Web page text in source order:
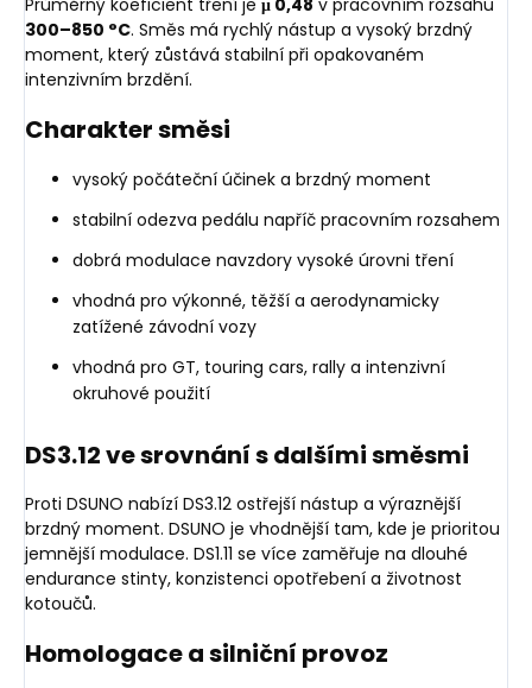
300–850 °C. Směs má rychlý nástup a vysoký brzdný
moment, který zůstává stabilní při opakovaném
intenzivním brzdění.
Charakter směsi
vysoký počáteční účinek a brzdný moment
stabilní odezva pedálu napříč pracovním rozsahem
dobrá modulace navzdory vysoké úrovni tření
vhodná pro výkonné, těžší a aerodynamicky
zatížené závodní vozy
vhodná pro GT, touring cars, rally a intenzivní
okruhové použití
DS3.12 ve srovnání s dalšími směsmi
Proti DSUNO nabízí DS3.12 ostřejší nástup a výraznější
brzdný moment. DSUNO je vhodnější tam, kde je prioritou
jemnější modulace. DS1.11 se více zaměřuje na dlouhé
endurance stinty, konzistenci opotřebení a životnost
kotoučů.
Homologace a silniční provoz